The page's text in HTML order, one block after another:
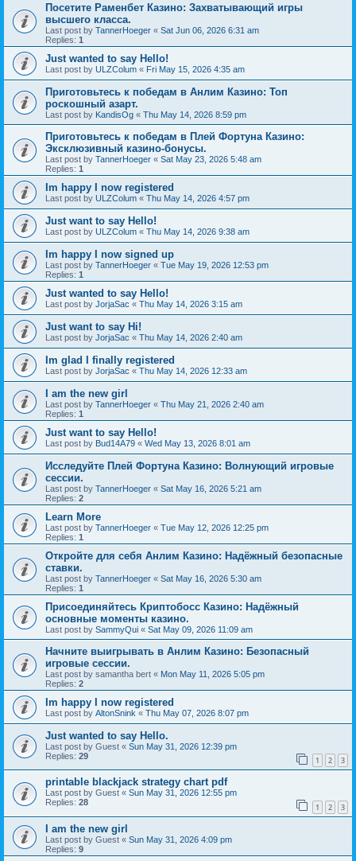
Посетите Раменбет Казино: Захватывающий игры
высшего класса.
Last post by TannerHoeger « Sat Jun 06, 2026 6:31 am
Replies: 1
Just wanted to say Hello!
Last post by ULZColum « Fri May 15, 2026 4:35 am
Приготовьтесь к победам в Анлим Казино: Топ
роскошный азарт.
Last post by KandisOg « Thu May 14, 2026 8:59 pm
Приготовьтесь к победам в Плей Фортуна Казино:
Эксклюзивный казино-бонусы.
Last post by TannerHoeger « Sat May 23, 2026 5:48 am
Replies: 1
Im happy I now registered
Last post by ULZColum « Thu May 14, 2026 4:57 pm
Just want to say Hello!
Last post by ULZColum « Thu May 14, 2026 9:38 am
Im happy I now signed up
Last post by TannerHoeger « Tue May 19, 2026 12:53 pm
Replies: 1
Just wanted to say Hello!
Last post by JorjaSac « Thu May 14, 2026 3:15 am
Just want to say Hi!
Last post by JorjaSac « Thu May 14, 2026 2:40 am
Im glad I finally registered
Last post by JorjaSac « Thu May 14, 2026 12:33 am
I am the new girl
Last post by TannerHoeger « Thu May 21, 2026 2:40 am
Replies: 1
Just want to say Hello!
Last post by Bud14A79 « Wed May 13, 2026 8:01 am
Исследуйте Плей Фортуна Казино: Волнующий игровые
сессии.
Last post by TannerHoeger « Sat May 16, 2026 5:21 am
Replies: 2
Learn More
Last post by TannerHoeger « Tue May 12, 2026 12:25 pm
Replies: 1
Откройте для себя Анлим Казино: Надёжный безопасные
ставки.
Last post by TannerHoeger « Sat May 16, 2026 5:30 am
Replies: 1
Присоединяйтесь Криптобосс Казино: Надёжный
основные моменты казино.
Last post by SammyQui « Sat May 09, 2026 11:09 am
Начните выигрывать в Анлим Казино: Безопасный
игровые сессии.
Last post by samantha bert « Mon May 11, 2026 5:05 pm
Replies: 2
Im happy I now registered
Last post by AltonSnink « Thu May 07, 2026 8:07 pm
Just wanted to say Hello.
Last post by Guest « Sun May 31, 2026 12:39 pm
Replies: 29 1 2 3
printable blackjack strategy chart pdf
Last post by Guest « Sun May 31, 2026 12:55 pm
Replies: 28 1 2 3
I am the new girl
Last post by Guest « Sun May 31, 2026 4:09 pm
Replies: 9